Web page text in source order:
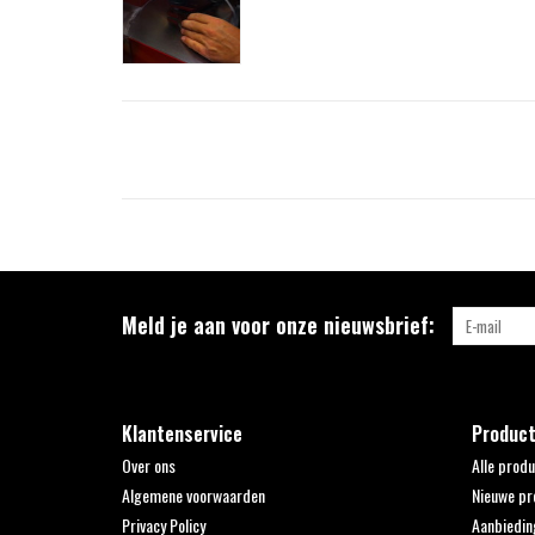
Meld je aan voor onze nieuwsbrief:
Klantenservice
Over ons
Algemene voorwaarden
Privacy Policy
Alle
Nieuwe